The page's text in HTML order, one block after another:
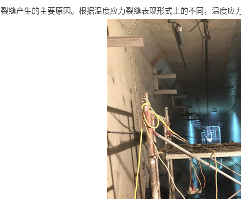
裂缝产生的主要原因。根据温度应力裂缝表现形式上的不同，温度应